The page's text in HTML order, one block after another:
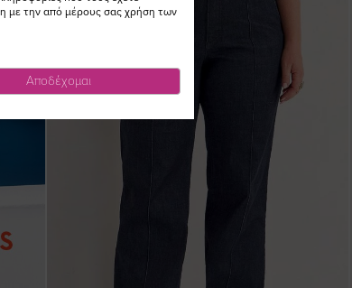
με την από μέρους σας χρήση των
Αποδέχομαι